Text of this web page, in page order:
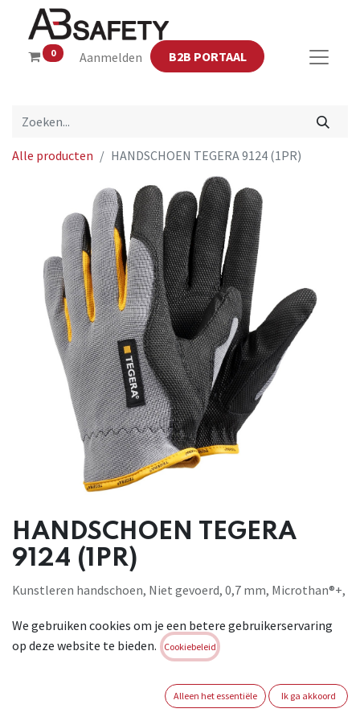
0 Aanmelden B2B PORTAAL
Alle producten HANDSCHOEN TEGERA 9124 (1PR)
HANDSCHOEN TEGERA
9124 (1PR)
Kunstleren handschoen, Niet gevoerd, 0,7 mm, Microthan®+,
Chroomvrij, Versterkte naden, Elastisch 360°, voor
assemblagewerk. EN 388:2003, 2011
Login of registreer om verder te
We gebruiken cookies om je een betere gebruikerservaring
op deze website te bieden.
Cookiebeleid
Alleen het essentiële Ik ga akkoord